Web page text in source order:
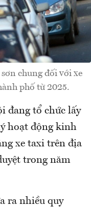
chung đối với xe
phố từ 2025.
đang tổ chức lấy
hoạt động kinh
xe taxi trên địa
trong năm
ra nhiều quy